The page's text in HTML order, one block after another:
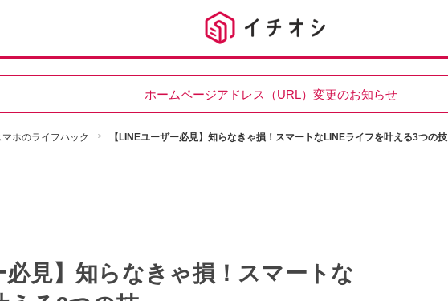
ホームページアドレス（URL）変更のお知らせ
マホのライフハック 【LINEユーザー必見】知らなきゃ損！スマートなLINEライフを叶える3つの技
必見】知らなきゃ損！スマートな